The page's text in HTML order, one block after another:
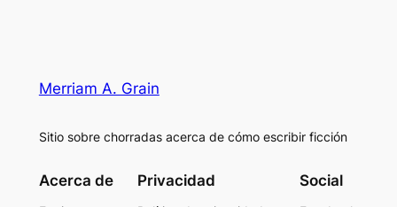
Merriam A. Grain
Sitio sobre chorradas acerca de cómo escribir ficción
Acerca de Privacidad Social